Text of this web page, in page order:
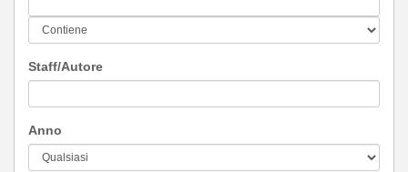
Staff/Autore
Anno